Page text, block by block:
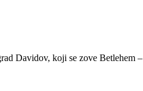
Davidov, koji se zove Betlehem –